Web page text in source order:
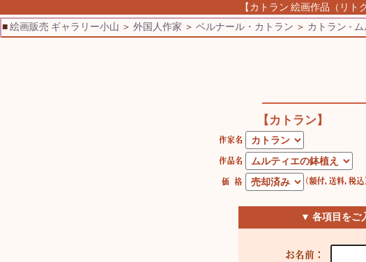
【カトラン 絵画作品（リ
■絵画販売 ギャラリー小山 ＞ 外国人作家 ＞ ベルナール・カトラン ＞ カトラン -
【カトラン】
▼ 各項目をご